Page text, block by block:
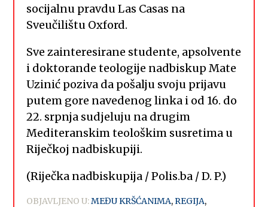
socijalnu pravdu Las Casas na
Sveučilištu Oxford.
Sve zainteresirane studente, apsolvente
i doktorande teologije nadbiskup Mate
Uzinić poziva da pošalju svoju prijavu
putem gore navedenog linka i od 16. do
22. srpnja sudjeluju na drugim
Mediteranskim teološkim susretima u
Riječkoj nadbiskupiji.
(Riječka nadbiskupija / Polis.ba / D. P.)
OBJAVLJENO U:MEĐU KRŠĆANIMA,REGIJA,